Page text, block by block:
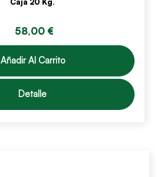
58,00 €
Añadir Al Carrito
Detalle